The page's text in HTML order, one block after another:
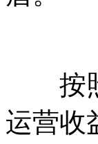
按照
运营收